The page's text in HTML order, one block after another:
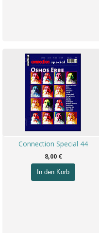
Connection Special 44
8,00 €
In den Korb